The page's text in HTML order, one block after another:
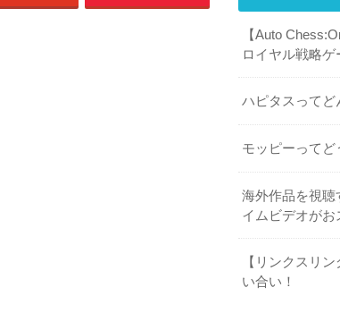
【Auto
ロイヤル戦略ゲ
ハピタスってど
モッピーってど
海外作品を視聴
イムビデオがお
【リンクスリ
い合い！